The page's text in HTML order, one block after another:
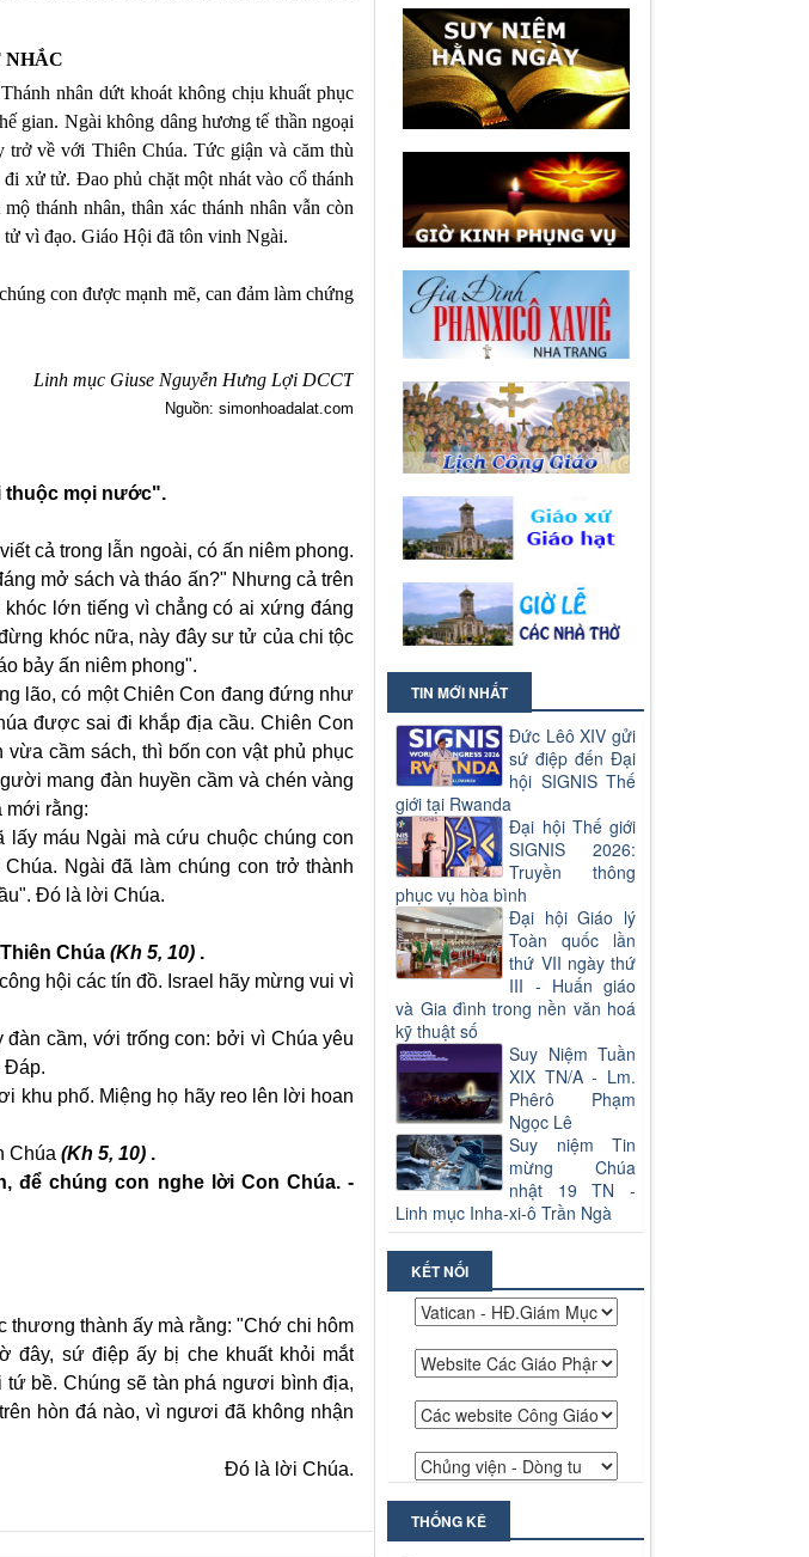
NHẮC
nhân dứt khoát không chịu khuất phục
gian. Ngài không dâng hương tế thần ngoại
về với Thiên Chúa. Tức giận và căm thù
xử tử. Ðao phủ chặt một nhát vào cổ thánh
thánh nhân, thân xác thánh nhân vẫn còn
vì đạo. Giáo Hội đã tôn vinh Ngài.
con được mạnh mẽ, can đảm làm chứng
Linh mục Giuse Nguyễn Hưng Lợi DCCT
Nguồn: simonhoadalat.com
thuộc mọi nước".
cả trong lẫn ngoài, có ấn niêm phong.
mở sách và tháo ấn?" Nhưng cả trên
lớn tiếng vì chẳng có ai xứng đáng
khóc nữa, này đây sư tử của chi tộc
bảy ấn niêm phong".
lão, có một Chiên Con đang đứng như
được sai đi khắp địa cầu. Chiên Con
cầm sách, thì bốn con vật phủ phục
mang đàn huyền cầm và chén vàng
mới rằng:
máu Ngài mà cứu chuộc chúng con
Ngài đã làm chúng con trở thành
Đó là lời Chúa.
Chúa (Kh 5, 10) .
hội các tín đồ. Israel hãy mừng vui vì
cầm, với trống con: bởi vì Chúa yêu
Đáp.
khu phố. Miệng họ hãy reo lên lời hoan
Chúa (Kh 5, 10) .
để chúng con nghe lời Con Chúa. -
thương thành ấy mà rằng: "Chớ chi hôm
đây, sứ điệp ấy bị che khuất khỏi mắt
bề. Chúng sẽ tàn phá ngươi bình địa,
hòn đá nào, vì ngươi đã không nhận
Đó là lời Chúa.
TIN MỚI NHẤT
Đức Lêô XIV gửi
sứ điệp đến Đại
hội SIGNIS Thế
giới tại Rwanda
Đại hội Thế giới
SIGNIS 2026:
Truyền thông
phục vụ hòa bình
Đại hội Giáo lý
Toàn quốc lần
thứ VII ngày thứ
III - Huấn giáo
và Gia đình trong nền văn hoá
kỹ thuật số
Suy Niệm Tuần
XIX TN/A - Lm.
Phêrô Phạm
Ngọc Lê
Suy niệm Tin
mừng Chúa
nhật 19 TN -
Linh mục Inha-xi-ô Trần Ngà
KẾT NỐI
THỐNG KÊ